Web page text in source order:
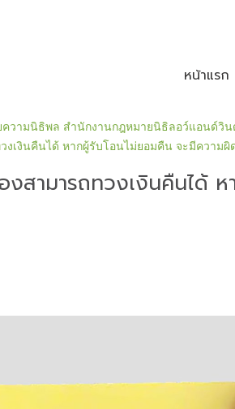
หน้าแรก
วามนิธิพล สำนักงานกฎหมายนิธิลอว์แอนด์วิน
งเงินคืนได้ หากผู้รับโอนไม่ยอมคืน จะมีความ
งสามารถทวงเงินคืนได้